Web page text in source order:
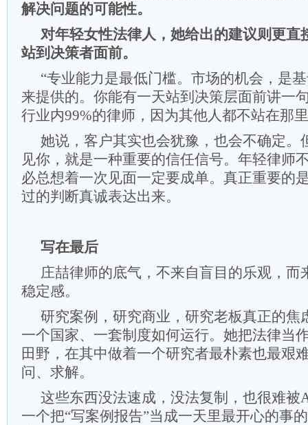
解决问题的可能性。
对年轻女性法律人，她给出的建议则更直
站到决策者面前。
“专业能力是最低门槛。市场的机会，是
来提供的。你能有一天站到决策层面前讲一
行业内99%的律师，因为其他人都不站在那
她说，客户其实也会犹豫，也会不确定。
见你，就是一种重要的信任信号。年轻律师
必总想着一次见面一定要成单。真正重要的
过的判断真诚表达出来。
写在最后
庄喆律师的底气，不来自盲目的乐观，而
稳定感。
研究案例，研究商业，研究老板真正的焦
一个国家、一套制度如何运行。她把法律当
田野，在其中做着一个研究者最朴素也最艰
问、求解。
这些东西没法速成，没法复制，也很难被
一个把“写案例报告”当成一天里最开心的事